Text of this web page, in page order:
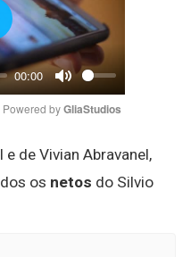
00:00
Mute
Powered by GliaStudios
e de Vivian Abravanel,
os netos do Silvio